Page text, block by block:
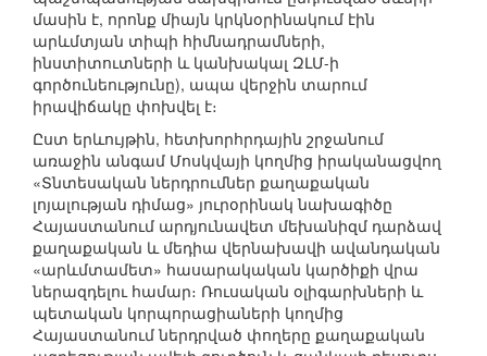
մասին է, որոնք միայն կրկնօրինակում էին
արևմտյան տիպի հիմնադրամների,
ինստիտուտների և կանխակալ ԶԼՄ-ի
գործունեությունը), ապա վերջին տարում
իրավիճակը փոխվել է։
Ըստ երևույթին, հետխորհրդային շրջանում
առաջին անգամ Մոսկվայի կողմից իրականացվող
«Տնտեսական ներդրումներ քաղաքական
լոյալության դիմաց» յուրօրինակ նախագիծը
Հայաստանում արդյունավետ մեխանիզմ դարձավ
քաղաքական և մեդիա վերնախավի ավանդական
«արևմտամետ» հասարակական կարծիքի վրա
ներազդելու համար։ Ռուսական օլիգարխների և
պետական կորպորացիաների կողմից
Հայաստանում ներդրված փողերը քաղաքական